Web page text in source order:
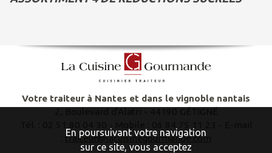
Votre traiteur à Nantes et dans le vignoble nantais
traiteur@lacuisinegourmande.com
En poursuivant votre navigation
sur ce site, vous acceptez